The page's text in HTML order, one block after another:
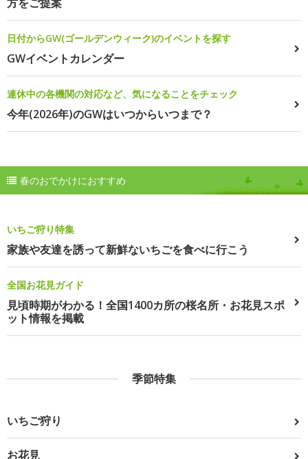
日付からGW(ゴールデンウィーク)のイベントを探す
GWイベントカレンダー
連休中の各機関の対応など、気になることをチェック
今年(2026年)のGWはいつからいつまで？
春のおでかけにおすすめ
いちご狩り特集
家族や友達を誘って新鮮ないちごを食べに行こう
全国お花見ガイド
見頃時期がわかる！全国1400カ所の桜名所・お花見スポ
ット情報を掲載
季節特集
いちご狩り
お花見